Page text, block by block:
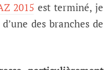
2015 est terminé, je
des branches de